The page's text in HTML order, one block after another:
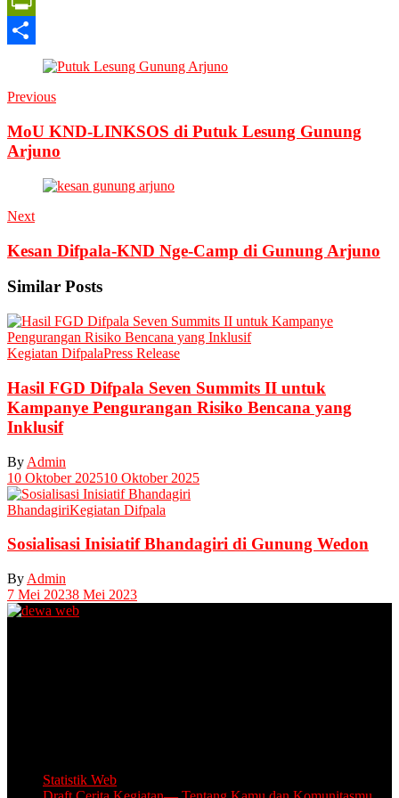
PrintFriendly
Previous
MoU KND-LINKSOS di Putuk Lesung Gunung
Arjuno
Next
Kesan Difpala-KND Nge-Camp di Gunung Arjuno
Similar Posts
Kegiatan DifpalaPress Release
Hasil FGD Difpala Seven Summits II untuk
Kampanye Pengurangan Risiko Bencana yang
Inklusif
By Admin
10 Oktober 202510 Oktober 2025
BhandagiriKegiatan Difpala
Sosialisasi Inisiatif Bhandagiri di Gunung Wedon
By Admin
7 Mei 20238 Mei 2023
Statistik Web